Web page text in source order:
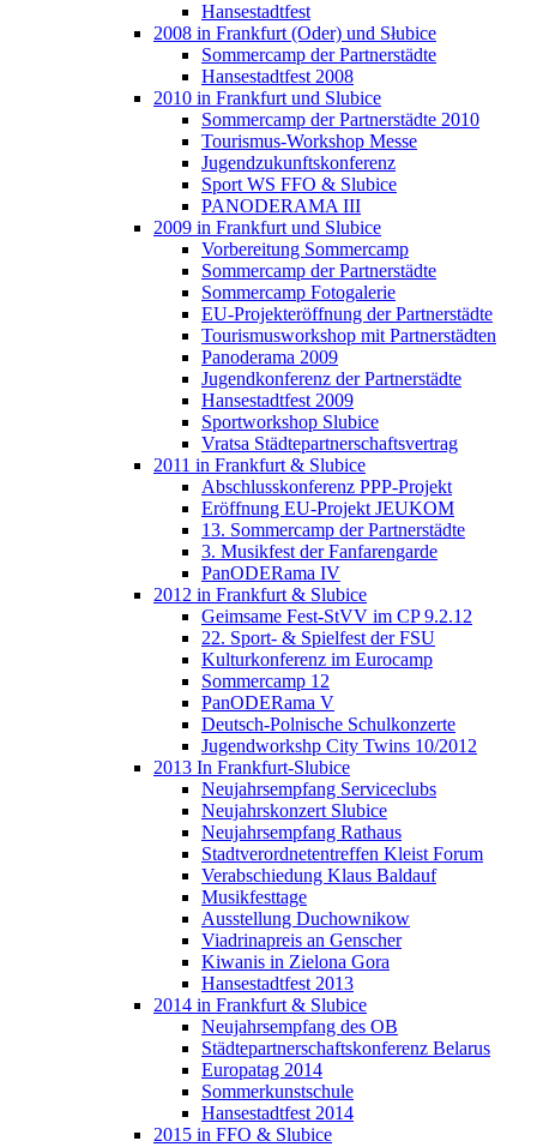
Hansestadtfest
2008 in Frankfurt (Oder) und Słubice
Sommercamp der Partnerstädte
Hansestadtfest 2008
2010 in Frankfurt und Slubice
Sommercamp der Partnerstädte 2010
Tourismus-Workshop Messe
Jugendzukunftskonferenz
Sport WS FFO & Slubice
PANODERAMA III
2009 in Frankfurt und Slubice
Vorbereitung Sommercamp
Sommercamp der Partnerstädte
Sommercamp Fotogalerie
EU-Projekteröffnung der Partnerstädte
Tourismusworkshop mit Partnerstädten
Panoderama 2009
Jugendkonferenz der Partnerstädte
Hansestadtfest 2009
Sportworkshop Slubice
Vratsa Städtepartnerschaftsvertrag
2011 in Frankfurt & Slubice
Abschlusskonferenz PPP-Projekt
Eröffnung EU-Projekt JEUKOM
13. Sommercamp der Partnerstädte
3. Musikfest der Fanfarengarde
PanODERama IV
2012 in Frankfurt & Slubice
Geimsame Fest-StVV im CP 9.2.12
22. Sport- & Spielfest der FSU
Kulturkonferenz im Eurocamp
Sommercamp 12
PanODERama V
Deutsch-Polnische Schulkonzerte
Jugendworkshp City Twins 10/2012
2013 In Frankfurt-Slubice
Neujahrsempfang Serviceclubs
Neujahrskonzert Slubice
Neujahrsempfang Rathaus
Stadtverordnetentreffen Kleist Forum
Verabschiedung Klaus Baldauf
Musikfesttage
Ausstellung Duchownikow
Viadrinapreis an Genscher
Kiwanis in Zielona Gora
Hansestadtfest 2013
2014 in Frankfurt & Slubice
Neujahrsempfang des OB
Städtepartnerschaftskonferenz Belarus
Europatag 2014
Sommerkunstschule
Hansestadtfest 2014
2015 in FFO & Slubice